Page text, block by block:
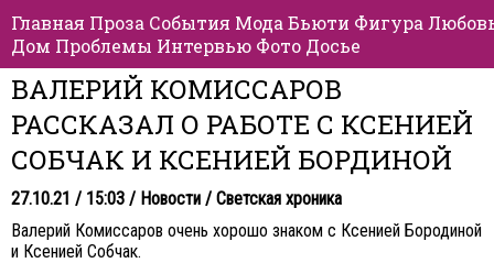
Главная Проза События Мода Бьюти Фигура
Дом Проблемы Интервью Фото Досье
ВАЛЕРИЙ КОМИССАРОВ
РАССКАЗАЛ О РАБОТЕ С КСЕНИЕЙ
СОБЧАК И КСЕНИЕЙ БОРДИНОЙ
27.10.21 / 15:03 / Новости / Светская хроника
Валерий Комиссаров очень хорошо знаком с Ксенией Бородиной
и Ксенией Собчак.